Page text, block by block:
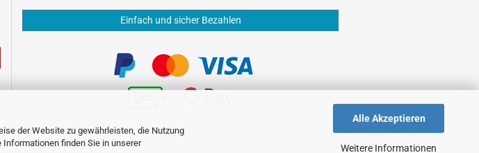
der Website zu gewährleisten, die Nutzung
finden Sie in unserer
Alle Akzeptieren
Weitere Informationen
Einfach und sicher Bezahlen